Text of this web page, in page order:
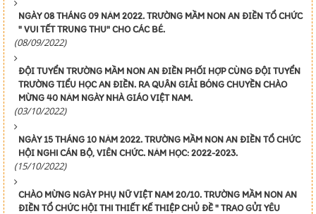
NGÀY 08 THÁNG 09 NĂM 2022. TRƯỜNG MẦM NON AN ĐIỀN TỔ CHỨC
" VUI TẾT TRUNG THU" CHO CÁC BÉ.
(08/09/2022)
ĐỘI TUYỂN TRƯỜNG MẦM NON AN ĐIỀN PHỐI HỢP CÙNG ĐỘI TUYỂN
TRƯỜNG TIỂU HỌC AN ĐIỀN. RA QUÂN GIẢI BÓNG CHUYỀN CHÀO
MỪNG 40 NĂM NGÀY NHÀ GIÁO VIỆT NAM.
(03/10/2022)
NGÀY 15 THÁNG 10 NĂM 2022. TRƯỜNG MẦM NON AN ĐIỀN TỔ CHỨC
HỘI NGHI CÁN BỘ, VIÊN CHỨC. NĂM HỌC: 2022-2023.
(15/10/2022)
CHÀO MỪNG NGÀY PHỤ NỮ VIỆT NAM 20/10. TRƯỜNG MẦM NON AN
ĐIỀN TỔ CHỨC HỘI THI THIẾT KẾ THIỆP CHỦ ĐỀ " TRAO GỬI YÊU